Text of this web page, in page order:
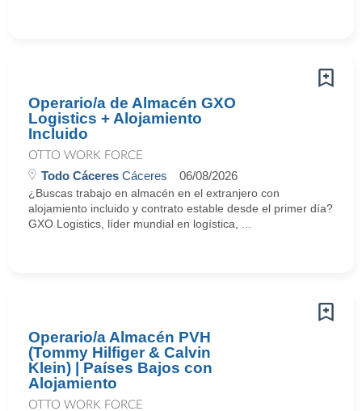
Operario/a de Almacén GXO
Logistics + Alojamiento
Incluido
OTTO WORK FORCE
Todo Cáceres Cáceres 06/08/2026
¿Buscas trabajo en almacén en el extranjero con
alojamiento incluido y contrato estable desde el primer día?
GXO Logistics, líder mundial en logística, ...
Operario/a Almacén PVH
(Tommy Hilfiger & Calvin
Klein) | Países Bajos con
Alojamiento
OTTO WORK FORCE